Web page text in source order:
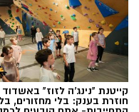
קייטנת "נינג'ה לזוז" באשדוד
חוזרת בענק: בלי מחזורים,